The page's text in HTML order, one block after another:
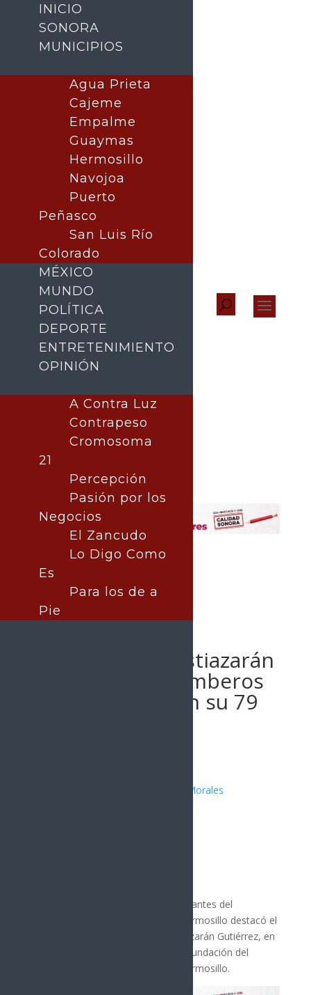
Destaca Toño Astiazarán
heroísmo de Bomberos
de Hermosillo en su 79
Juan Antonio Pérez Morales
La valentía y heroísmo de los integrantes del
Departamento de Bomberos de Hermosillo destacó el
presidente municipal, Antonio Astiazarán Gutiérrez, en
la ceremonia del 79 aniversario de fundación del
Departamento de Bomberos de Hermosillo.
INICIO
SONORA
MUNICIPIOS
Agua Prieta
Cajeme
Empalme
Guaymas
Hermosillo
Navojoa
Puerto
Peñasco
San Luis Río
Colorado
MÉXICO
MUNDO
POLÍTICA
DEPORTE
ENTRETENIMIENTO
OPINIÓN
A Contra Luz
Contrapeso
Cromosoma
21
Percepción
Pasión por los
Negocios
El Zancudo
Lo Digo Como
Es
Para los de a
Pie